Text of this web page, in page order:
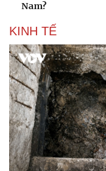
Nam?
KINH TẾ